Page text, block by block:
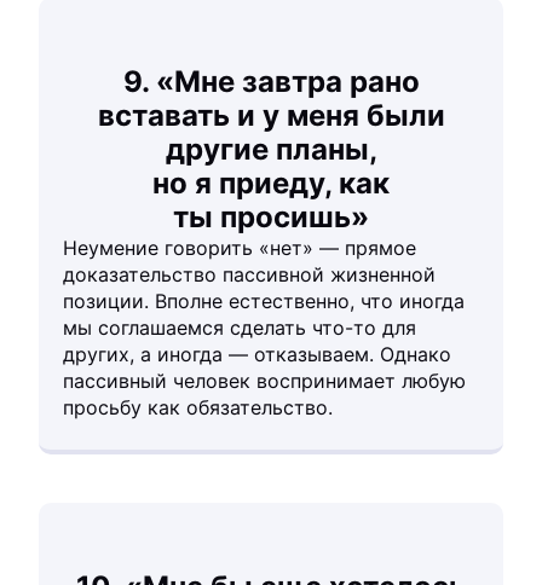
9. «Мне завтра рано
вставать и у меня были
другие планы,
но я приеду, как
ты просишь»
Неумение говорить «нет» — прямое
доказательство пассивной жизненной
позиции. Вполне естественно, что иногда
мы соглашаемся сделать что-то для
других, а иногда — отказываем. Однако
пассивный человек воспринимает любую
просьбу как обязательство.